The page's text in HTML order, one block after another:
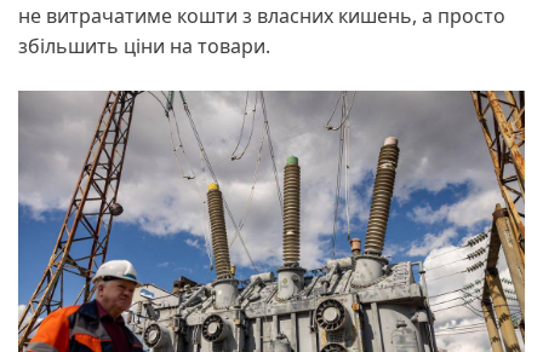
не витрачатиме кошти з власних кишень, а просто
збільшить ціни на товари.